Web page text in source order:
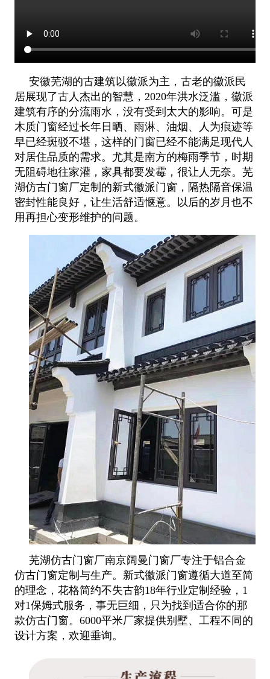
安徽芜湖的古建筑以徽派为主，古老的徽派民
居展现了古人杰出的智慧，2020年洪水泛滥，徽派
建筑有序的分流雨水，没有受到太大的影响。可是
木质门窗经过长年日晒、雨淋、油烟、人为痕迹等
早已经斑驳不堪，这样的门窗已经不能满足现代人
对居住品质的需求。尤其是南方的梅雨季节，时期
无阻碍地往家灌，家具都要发霉，很让人无奈。芜
湖仿古门窗厂定制的新式徽派门窗，隔热隔音保温
密封性能良好，让生活舒适惬意。以后的岁月也不
用再担心变形维护的问题。
芜湖仿古门窗厂南京阔曼门窗厂专注于铝合金
仿古门窗定制与生产。新式徽派门窗遵循大道至简
的理念，花格简约不失古韵18年行业定制经验，1
对1保姆式服务，事无巨细，只为找到适合你的那
款仿古门窗。6000平米厂家提供别墅、工程不同的
设计方案，欢迎垂询。